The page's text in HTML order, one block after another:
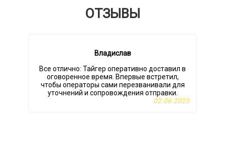
ОТЗЫВЫ
Владислав
Все отлично: Тайгер оперативно доставил в
оговоренное время. Впервые встретил,
чтобы операторы сами перезванивали для
уточнений и сопровождения отправки.
02.06.2025